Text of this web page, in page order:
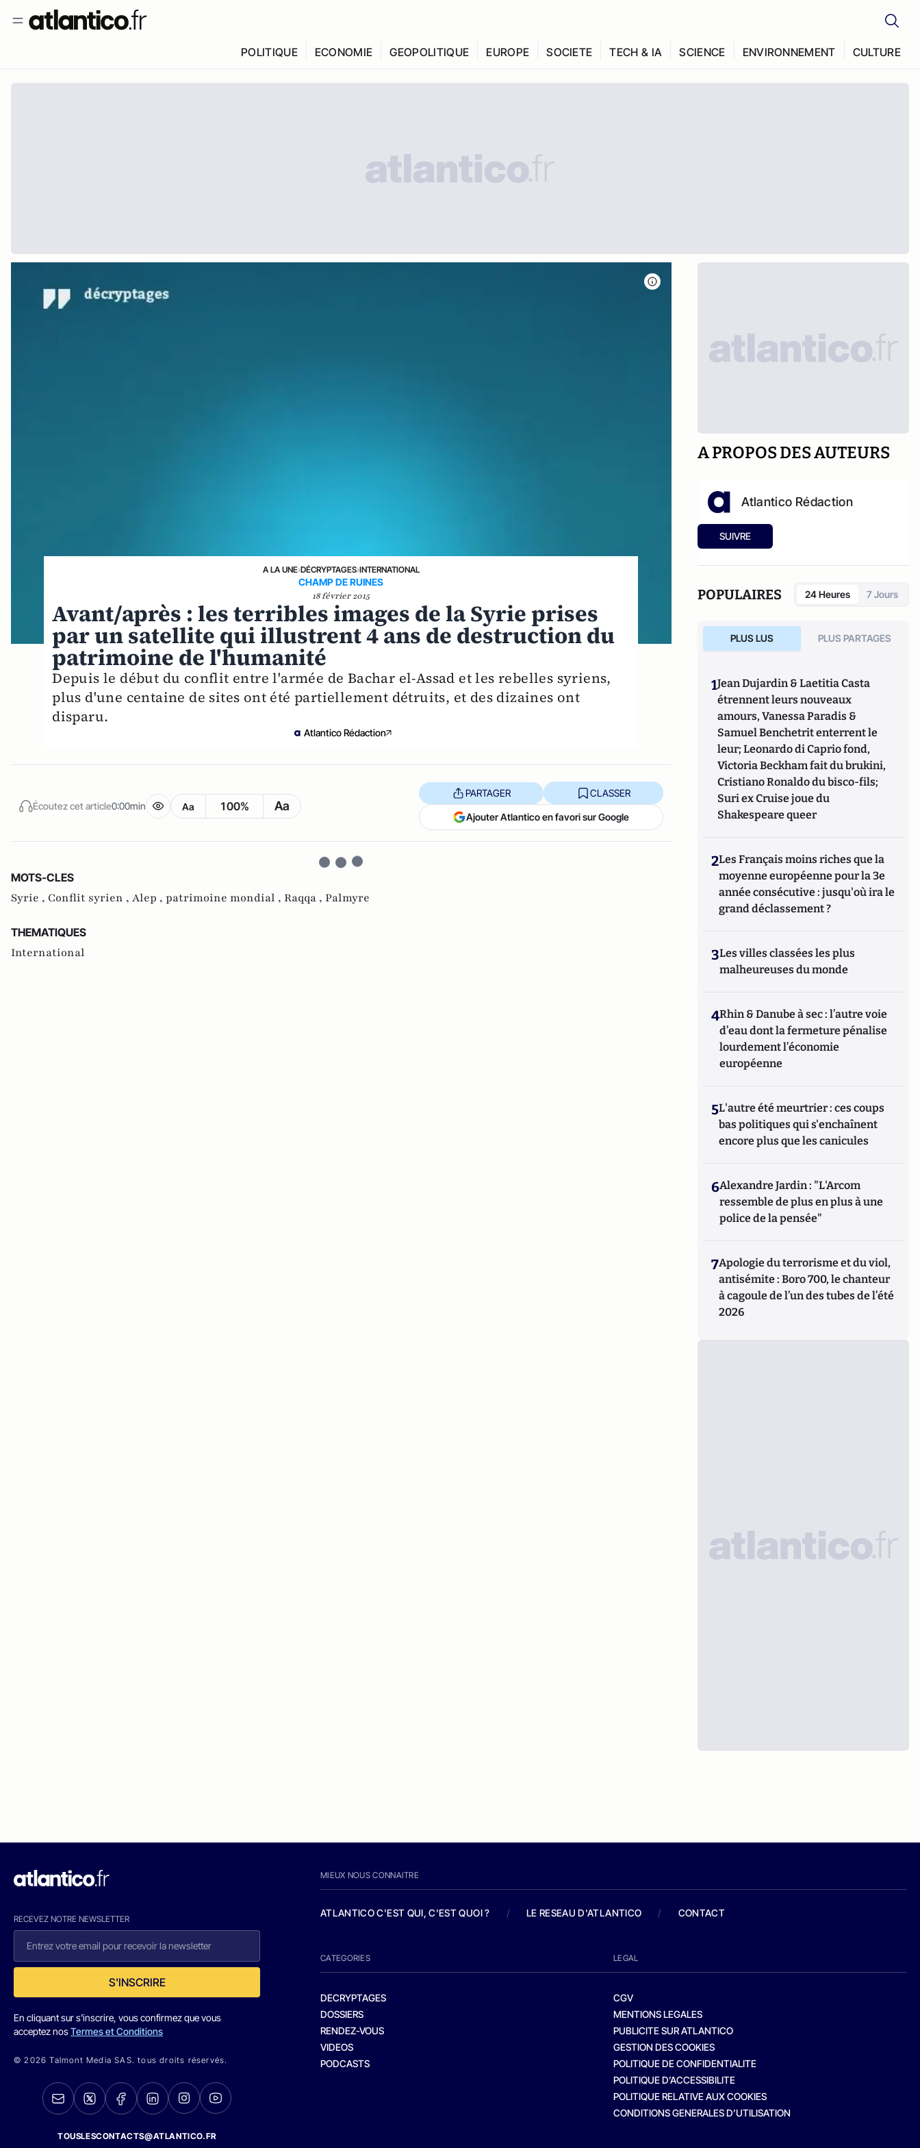
POLITIQUE ECONOMIE GEOPOLITIQUE EUROPE SOCIETE TECH & IA SCIENCE ENVIRONNEMENT CULTURE
A LA UNE›DÉCRYPTAGES›INTERNATIONAL
CHAMP DE RUINES
18 février 2015
Avant/après : les terribles images de la Syrie prises
par un satellite qui illustrent 4 ans de destruction du
patrimoine de l'humanité
Depuis le début du conflit entre l'armée de Bachar el-Assad et les rebelles syriens,
plus d'une centaine de sites ont été partiellement détruits, et des dizaines ont
disparu.
Atlantico Rédaction
Écoutez cet article0:00min Aa 100% Aa
PARTAGER CLASSER
Ajouter Atlantico en favori sur Google
MOTS-CLES
Syrie , Conflit syrien , Alep , patrimoine mondial , Raqqa , Palmyre
THEMATIQUES
International
A PROPOS DES AUTEURS
Atlantico Rédaction
SUIVRE
POPULAIRES 24 Heures 7 Jours
PLUS LUS PLUS PARTAGES
1Jean Dujardin & Laetitia Casta
étrennent leurs nouveaux
amours, Vanessa Paradis &
Samuel Benchetrit enterrent le
leur; Leonardo di Caprio fond,
Victoria Beckham fait du brukini,
Cristiano Ronaldo du bisco-fils;
Suri ex Cruise joue du
Shakespeare queer
2Les Français moins riches que la
moyenne européenne pour la 3e
année consécutive : jusqu'où ira le
grand déclassement ?
3Les villes classées les plus
malheureuses du monde
4Rhin & Danube à sec : l’autre voie
d’eau dont la fermeture pénalise
lourdement l’économie
européenne
5L'autre été meurtrier : ces coups
bas politiques qui s'enchaînent
encore plus que les canicules
6Alexandre Jardin : "L'Arcom
ressemble de plus en plus à une
police de la pensée"
7Apologie du terrorisme et du viol,
antisémite : Boro 700, le chanteur
à cagoule de l’un des tubes de l’été
2026
RECEVEZ NOTRE NEWSLETTER
S'INSCRIRE
En cliquant sur s'inscrire, vous confirmez que vous
acceptez nosTermes et Conditions
© 2026 Talmont Media SAS. tous droits réservés.
TOUSLESCONTACTS@ATLANTICO.FR
MIEUX NOUS CONNAITRE
ATLANTICO C'EST QUI, C'EST QUOI ? / LE RESEAU D'ATLANTICO / CONTACT
CATEGORIES
DECRYPTAGES
DOSSIERS
RENDEZ-VOUS
VIDEOS
PODCASTS
LEGAL
CGV
MENTIONS LEGALES
PUBLICITE SUR ATLANTICO
GESTION DES COOKIES
POLITIQUE DE CONFIDENTIALITE
POLITIQUE D’ACCESSIBILITE
POLITIQUE RELATIVE AUX COOKIES
CONDITIONS GENERALES D’UTILISATION